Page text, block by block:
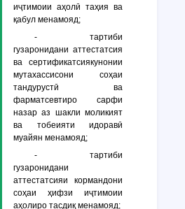
иҷтимоии аҳолӣ таҳия ва
қабул менамояд;
- тартиби
гузаронидани аттестатсия
ва сертификатсиякунонии
мутахассисони соҳаи
тандурустӣ ва
фарматсевтиро сарфи
назар аз шакли моликият
ва тобеияти идоравӣ
муайян менамояд;
- тартиби
гузаронидани
аттестатсияи кормандони
соҳаи ҳифзи иҷтимоии
аҳолиро тасдиқ менамояд;